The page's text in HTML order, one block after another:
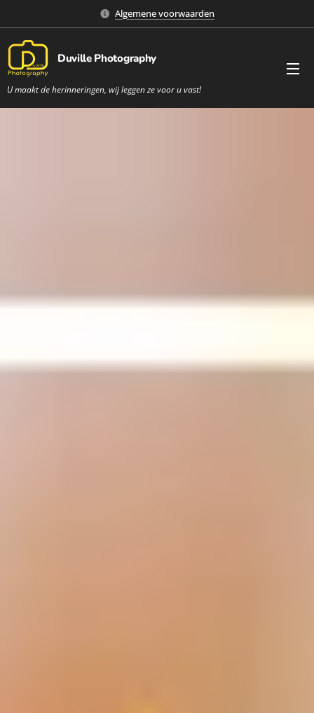
Algemene voorwaarden
Duville Photography
U maakt de herinneringen, wij leggen ze voor u vast!